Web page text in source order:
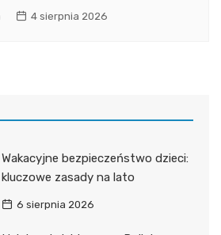
4 sierpnia 2026
Wakacyjne bezpieczeństwo dzieci:
kluczowe zasady na lato
6 sierpnia 2026